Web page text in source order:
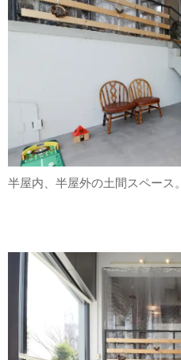
半屋内、半屋外の土間スペース。